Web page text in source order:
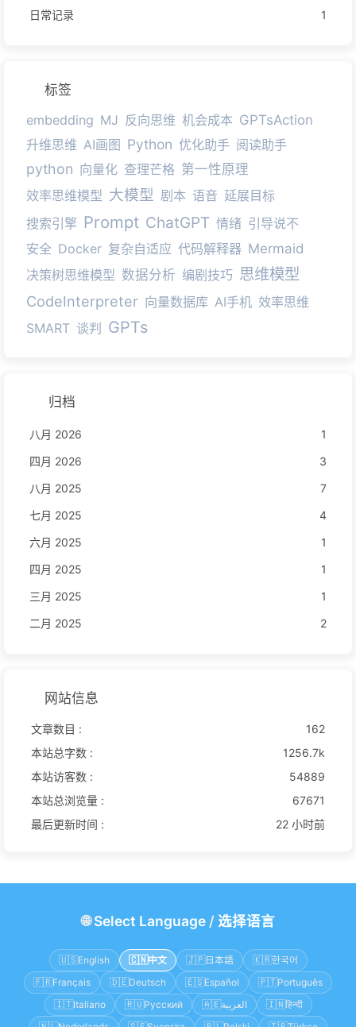
日常记录
1
标签
embedding MJ 反向思维 机会成本 GPTsAction
升维思维 AI画图 Python 优化助手 阅读助手
python 向量化 查理芒格 第一性原理
效率思维模型 大模型 剧本 语音 延展目标
搜索引擎 Prompt ChatGPT 情绪 引导说不
安全 Docker 复杂自适应 代码解释器 Mermaid
决策树思维模型 数据分析 编剧技巧 思维模型
CodeInterpreter 向量数据库 AI手机 效率思维
SMART 谈判 GPTs
归档
八月 2026
1
四月 2026
3
八月 2025
7
七月 2025
4
六月 2025
1
四月 2025
1
三月 2025
1
二月 2025
2
网站信息
文章数目 :
162
本站总字数 :
1256.7k
本站访客数 :
54889
本站总浏览量 :
67671
最后更新时间 :
22 小时前
🌐Select Language/ 选择语言
🇺🇸English 🇨🇳 中文 🇯🇵日本語 🇰🇷한국어
🇫🇷Français 🇩🇪Deutsch 🇪🇸Español 🇵🇹Português
🇮🇹Italiano 🇷🇺Русский 🇦🇪العربية 🇮🇳हिन्दी